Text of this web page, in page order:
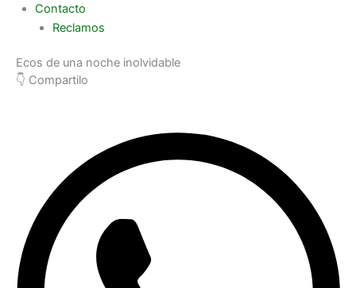
Contacto
Reclamos
Ecos de una noche inolvidable
👇 Compartilo